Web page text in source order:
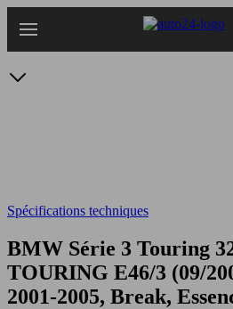
au
Spécifications techniques
BMW Série 3 Touring
TOURING E46/3 (09/
2001-2005, Break,